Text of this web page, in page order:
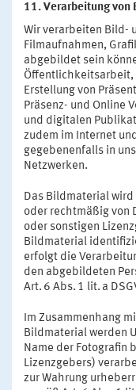
11. Verarbeitung von
Wir verarbeiten Bild-
Filmaufnahmen,
abgebildet sein
Öffentlichkeitsarbeit,
Erstellung von
Präsenz- und Online
und digitalen
zudem im Internet
gegebenenfalls in
Netzwerken.
Das Bildmaterial
oder rechtmäßig von
oder sonstigen
Bildmaterial
erfolgt die
den abgebildeten
Art. 6 Abs. 1 lit. a
Im Zusammenhang
Bildmaterial werden
Name der Fotografin
Lizenzgebers)
zur Wahrung